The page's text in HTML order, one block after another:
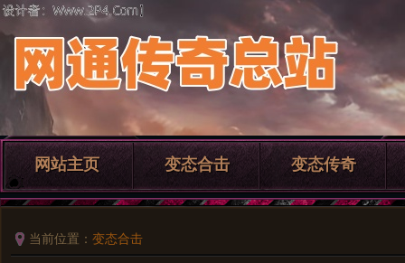
网站主页 变态合击 变态传奇
当前位置： 变态合击